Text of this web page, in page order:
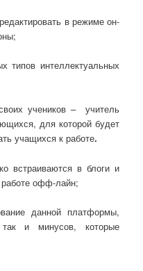
в режиме он-
интеллектуальных
учеников – учитель
для которой будет
учащихся к работе.
в блоги и
офф-лайн;
данной платформы,
и минусов, которые